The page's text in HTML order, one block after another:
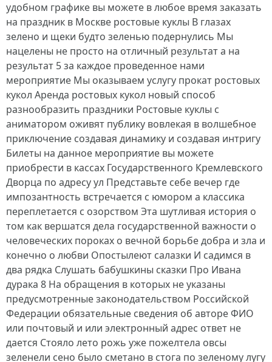
удобном графике вы можете в любое время заказать
на праздник в Москве ростовые куклы В глазах
зелено и щеки будто зеленью подернулись Мы
нацелены не просто на отличный результат а на
результат 5 за каждое проведенное нами
мероприятие Мы оказываем услугу прокат ростовых
кукол Аренда ростовых кукол новый способ
разнообразить праздники Ростовые куклы с
аниматором оживят публику вовлекая в волшебное
приключение создавая динамику и создавая интригу
Билеты на данное мероприятие вы можете
приобрести в кассах Государственного Кремлевского
Дворца по адресу ул Представьте себе вечер где
импозантность встречается с юмором а классика
переплетается с озорством Эта шутливая история о
том как вершатся дела государственной важности о
человеческих пороках о вечной борьбе добра и зла и
конечно о любви Опостылеют салазки И садимся в
два рядка Слушать бабушкины сказки Про Ивана
дурака 8 На обращения в которых не указаны
предусмотренные законодательством Российской
Федерации обязательные сведения об авторе ФИО
или почтовый и или электронный адрес ответ не
дается Стояло лето рожь уже пожелтела овсы
зеленели сено было сметано в стога по зеленому лугу